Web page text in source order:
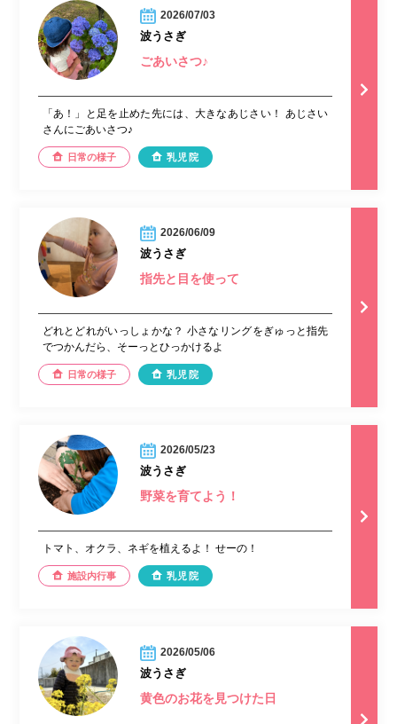
2026/07/03
波うさぎ
ごあいさつ♪
「あ！」と足を止めた先には、大きなあじさい！ あじさい
さんにごあいさつ♪︎
日常の様子 乳児院
2026/06/09
波うさぎ
指先と目を使って
どれとどれがいっしょかな？ 小さなリングをぎゅっと指先
でつかんだら、そーっとひっかけるよ
日常の様子 乳児院
2026/05/23
波うさぎ
野菜を育てよう！
トマト、オクラ、ネギを植えるよ！ せーの！
施設内行事 乳児院
2026/05/06
波うさぎ
黄色のお花を見つけた日